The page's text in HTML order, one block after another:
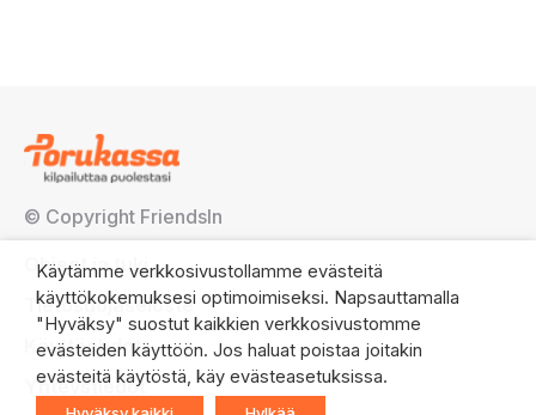
© Copyright FriendsIn
Ohjeet ja tuki
Tietosuojaseloste
Käyttöehdot
Yhteystiedot
Käytämme verkkosivustollamme evästeitä
käyttökokemuksesi optimoimiseksi. Napsauttamalla
"Hyväksy" suostut kaikkien verkkosivustomme
evästeiden käyttöön. Jos haluat poistaa joitakin
evästeitä käytöstä, käy evästeasetuksissa.